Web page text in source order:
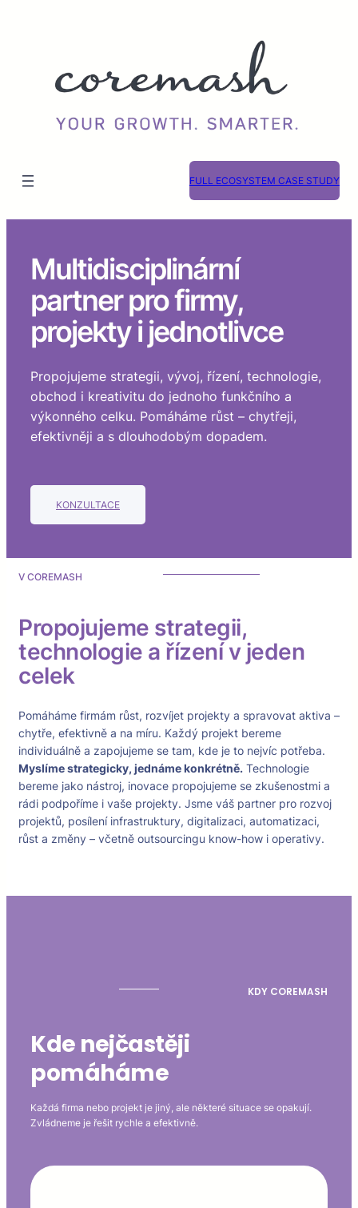
FULL ECOSYSTEM CASE STUDY
Multidisciplinární
partner pro firmy,
projekty i jednotlivce
Propojujeme strategii, vývoj, řízení, technologie,
obchod i kreativitu do jednoho funkčního a
výkonného celku. Pomáháme růst – chytřeji,
efektivněji a s dlouhodobým dopadem.
KONZULTACE
V COREMASH
Propojujeme strategii,
technologie a řízení v jeden
celek
Pomáháme firmám růst, rozvíjet projekty a spravovat aktiva –
chytře, efektivně a na míru. Každý projekt bereme
individuálně a zapojujeme se tam, kde je to nejvíc potřeba.
Myslíme strategicky, jednáme konkrétně. Technologie
bereme jako nástroj, inovace propojujeme se zkušenostmi a
rádi podpoříme i vaše projekty. Jsme váš partner pro rozvoj
projektů, posílení infrastruktury, digitalizaci, automatizaci,
růst a změny – včetně outsourcingu know-how i operativy.
KDY COREMASH
Kde nejčastěji
pomáháme
Každá firma nebo projekt je jiný, ale některé situace se opakují.
Zvládneme je řešit rychle a efektivně.